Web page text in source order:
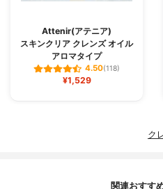
Attenir(アテニア)
スキンクリア クレンズ オイル
アロマタイプ
4.50(118)
¥1,529
ク
関連おすす